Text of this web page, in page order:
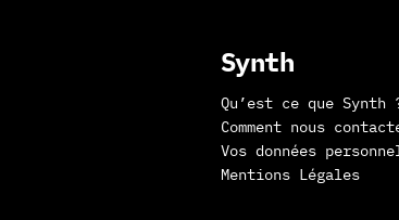
Synth
Qu’est ce que Synth
Comment nous
Vos données
Mentions Légales